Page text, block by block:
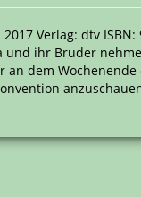
Verlag: dtv
ihr Bruder
dem